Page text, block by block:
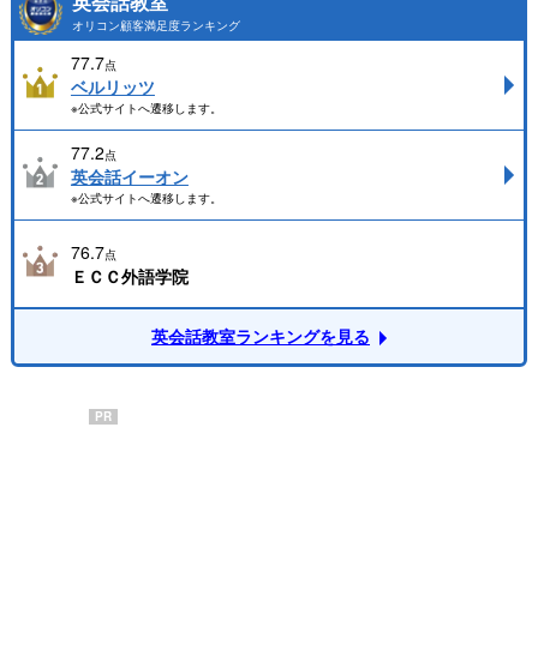
オリコン顧客満足度ランキング
77.7点
ベルリッツ
※公式サイトへ遷移します。
77.2点
英会話イーオン
※公式サイトへ遷移します。
76.7点
ＥＣＣ外語学院
英会話教室ランキングを見る
PR